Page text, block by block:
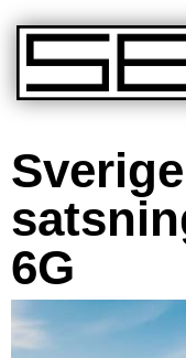
6G